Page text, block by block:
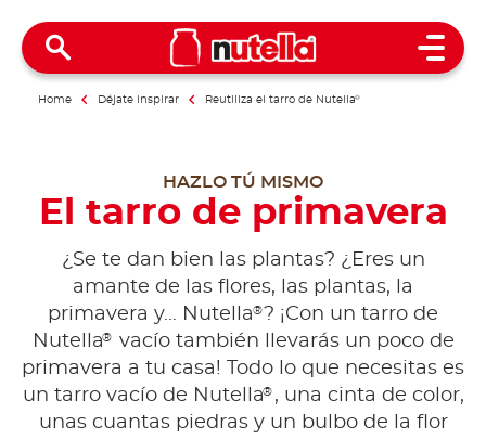
Open
Home Déjate inspirar Reutiliza el tarro de Nutella®
HAZLO TÚ MISMO
El tarro de primavera
¿Se te dan bien las plantas? ¿Eres un
amante de las flores, las plantas, la
primavera y... Nutella®? ¡Con un tarro de
Nutella®
vacío también llevarás un poco de
primavera a tu casa! Todo lo que necesitas es
un tarro vacío de Nutella® , una cinta de color,
unas cuantas piedras y un bulbo de la flor